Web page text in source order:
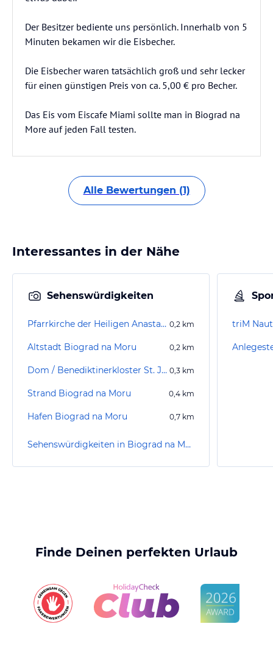
Der Besitzer bediente uns persönlich. Innerhalb von 5
Minuten bekamen wir die Eisbecher.
Die Eisbecher waren tatsächlich groß und sehr lecker
für einen günstigen Preis von ca. 5,00 € pro Becher.
Das Eis vom Eiscafe Miami sollte man in Biograd na
More auf jeden Fall testen.
Alle Bewertungen (1)
Interessantes in der Nähe
Sehenswürdigkeiten
Pfarrkirche der Heiligen Anastasia 0,2 km
Altstadt Biograd na Moru 0,2 km
Dom / Benediktinerkloster St. Johannes 0,3 km
Strand Biograd na Moru 0,4 km
Hafen Biograd na Moru 0,7 km
Sehenswürdigkeiten in Biograd na Moru
triM
Finde Deinen perfekten Urlaub